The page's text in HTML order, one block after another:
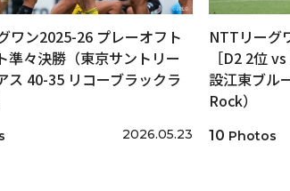
ワン2025-26 プレーオフト
準々決勝（東京サントリー
ス 40-35 リコーブラックラ
2026.05.23
NTTリーグ
［D2 2位
設江東ブル
Rock）
10 Photos